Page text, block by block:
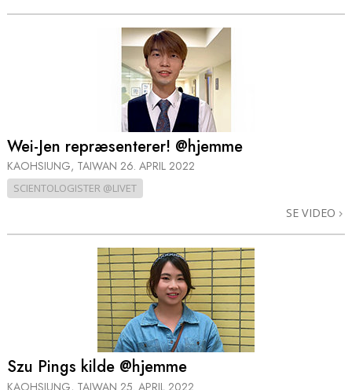
Wei-Jen repræsenterer! @hjemme
KAOHSIUNG, TAIWAN 26. APRIL 2022
SCIENTOLOGISTER @LIVET
SE VIDEO
Szu Pings kilde @hjemme
KAOHSIUNG, TAIWAN 25. APRIL 2022